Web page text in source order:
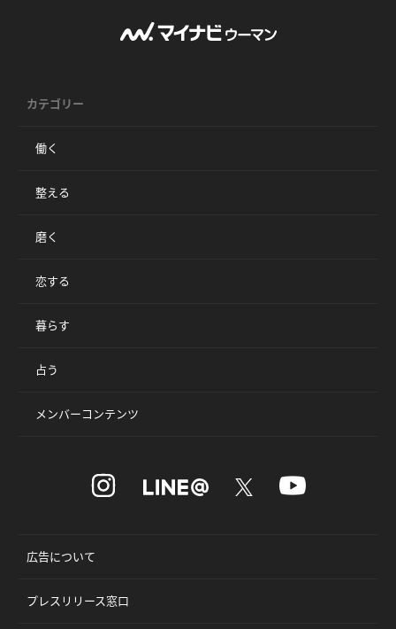
カテゴリー
働く
整える
磨く
恋する
暮らす
占う
メンバーコンテンツ
広告について
プレスリリース窓口